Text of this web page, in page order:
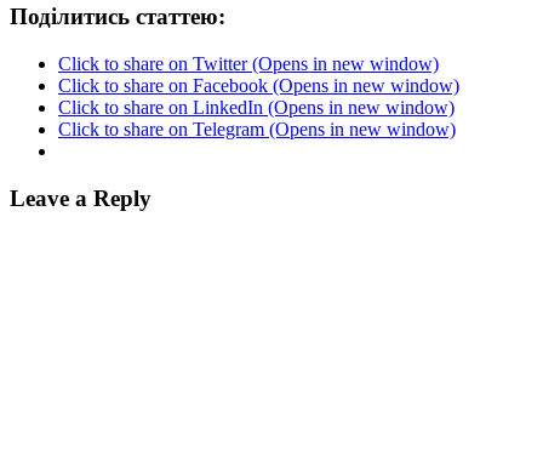
Поділитись статтею:
Click to share on Twitter (Opens in new window)
Click to share on Facebook (Opens in new window)
Click to share on LinkedIn (Opens in new window)
Click to share on Telegram (Opens in new window)
Leave a Reply